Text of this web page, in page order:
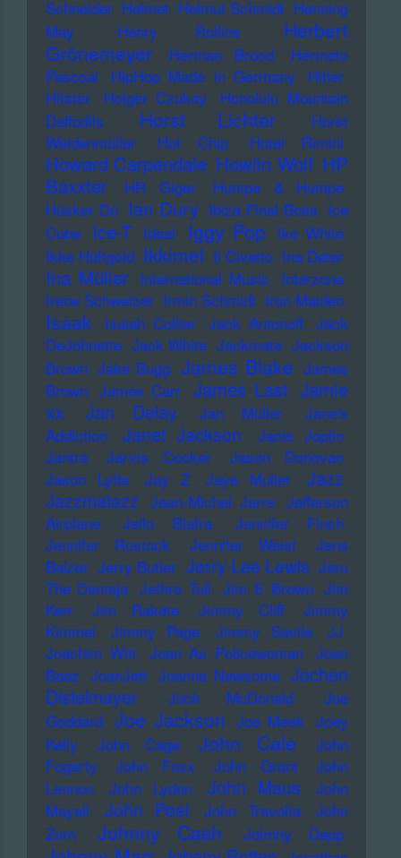
Schneider Helmet Helmut Schmidt Henning
May
Henry Rollins
Herbert
Grönemeyer
Herman Brood
Hermeto
Pascoal
HipHop Made in Germany
Hitler
Hitster
Holger Czukay
Honolulu Mountain
Daffodils
Horst Lichter
Horst
Weidenmüller
Hot Chip Hotel Rimini
Howard Carpendale Howlin Wolf HP
Baxxter
HR Giger
Humpe & Humpe
Hüsker Dü Ian Dury Ibiza Final Boss Ice
Cube
Ice-T Ideal Iggy Pop Ike White
Ikke Hüftgold Ikkimel Il Civetto Ina Deter
Ina Müller International Music Interzone
Irene Schweizer Irmin Schmidt Iron Maiden
Isaak Isaiah Collier Jack Antonoff Jack
DeJohnette Jack White Jackmate Jackson
Brown Jake Bugg James Blake James
Brown James Carr James Last Jamie
xx
Jan Delay Jan Müller
Jane's
Addiction
Janet Jackson
Janis Joplin
Jantra
Jarvis Cocker
Jason Donovan
Jason Lytle
Jay Z Jaye Muller
Jazz
Jazzmatazz Jean-Michel Jarre Jefferson
Airplane
Jello Biafra
Jennifer Finch
Jennifer Rostock
Jennifer Weist
Jens
Balzer Jerry Butler Jerry Lee Lewis Jeru
The Damaja Jethro Tull Jim E Brown Jim
Kerr
Jim Rakete Jimmy Cliff
Jimmy
Kimmel
Jimmy Page Jimmy Savile
JJ
Joachim Witt Joan As Policewoman Joan
Baez JoanJett Joanna Newsome Jochen
Distelmayer
Jock McDonald
Joe
Goddard Joe Jackson Joe Meek Joey
Kelly
John Cage John Cale
John
Fogerty
John Foxx John Grant
John
Lennon
John Lydon John Maus
John
Mayall
John Peel John Travolta
John
Zorn
Johnny Cash Johnny Depp